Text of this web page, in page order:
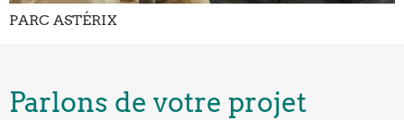
PARC ASTÉRIX
Parlons de votre projet